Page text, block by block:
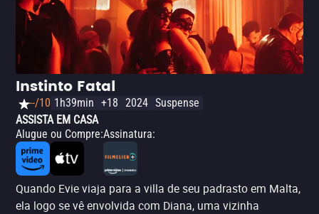
de inseguranças, desejo e manipulação. Uma excelente
opção se você procura algo intenso e sensual, com
grandes atuações.
Instinto Fatal
--/10 1h39min +18 2024 Suspense
ASSISTA EM CASA
Alugue ou Compre:Assinatura:
Quando Evie viaja para a villa de seu padrasto em Malta,
ela logo se vê envolvida com Diana, uma vizinha